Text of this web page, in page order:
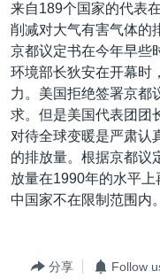
跳
到
国际
最新国际新闻
印太
中东
欧洲
非洲
美洲
分类新闻
经济·金融·贸易
人权·法律·宗教
科教·文娱·体健
军事
劳工
美中关系
热点专题
白宫要闻
国会报道
美中关系
埃博拉疫情
VOA视频
VOA今日焦点
中文广播
来自189个国家的代表
削减对大气有害气体的
京都议定书在今年早些
环境部长狄安在开幕时
力。美国拒绝签署京都
求。但是美国代表团团
对待全球变暖是严肃认
的排放量。根据京都议
放量在1990年的水平
中国家不在限制范围内。
分享 Follow